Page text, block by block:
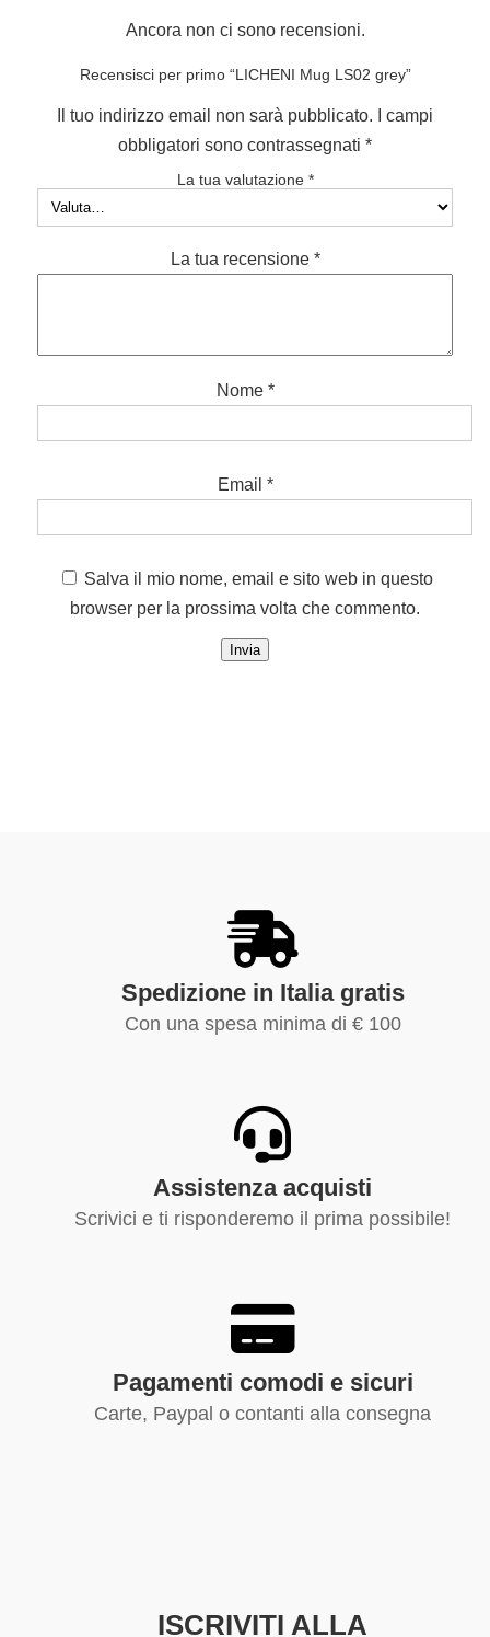
Ancora non ci sono recensioni.
Recensisci per primo “LICHENI Mug LS02 grey”
Il tuo indirizzo email non sarà pubblicato.
I campi
obbligatori sono contrassegnati *
La tua valutazione *
La tua recensione *
Nome *
Email *
Salva il mio nome, email e sito web in questo
browser per la prossima volta che commento.
Spedizione in Italia gratis
Con una spesa minima di € 100
Assistenza acquisti
Scrivici e ti risponderemo il prima possibile!
Pagamenti comodi e sicuri
Carte, Paypal o contanti alla consegna
ISCRIVITI ALLA